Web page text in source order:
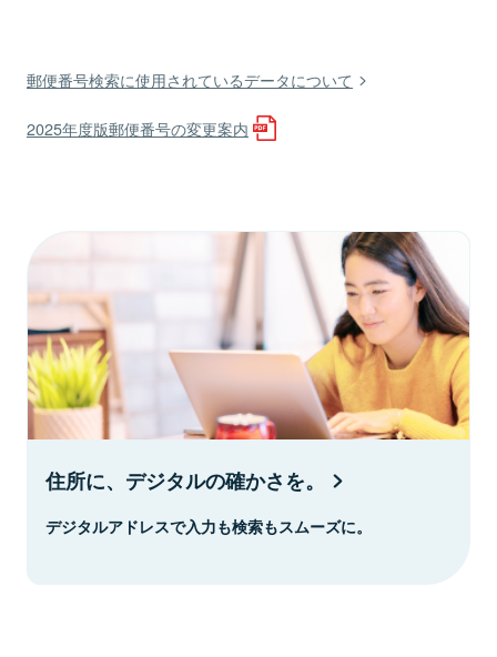
郵便番号検索に使用されているデータについて
2025年度版郵便番号の変更案内
住所に、デジタルの確かさを。
デジタルアドレスで入力も検索もスムーズに。